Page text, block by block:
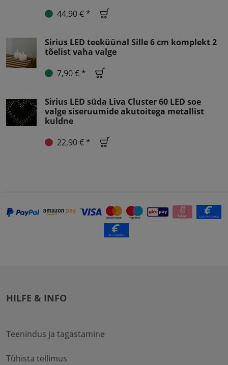
44,90 € *
Sirius LED teeküünal Sille 6 cm komplekt 2
tõelist vaha valge
7,90 € *
Sirius LED süda Liva Cluster 60 LED soe
valge siseruumide akutoitega metallist
kuldne
22,90 € *
HILFE & INFO
Teenindus ja tagastamine
Tühista tellimus